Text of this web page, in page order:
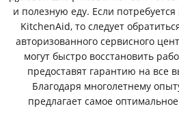
и полезную еду. Если
KitchenAid, то следует
авторизованного сервисного
могут быстро восстановить
предоставят гарантию на все
Благодаря многолетнему
предлагает самое